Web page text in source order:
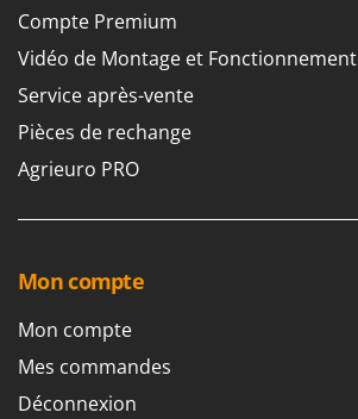
Compte Premium
Vidéo de Montage et Fonctionnement
Service après-vente
Pièces de rechange
Agrieuro PRO
Mon compte
Mon compte
Mes commandes
Déconnexion